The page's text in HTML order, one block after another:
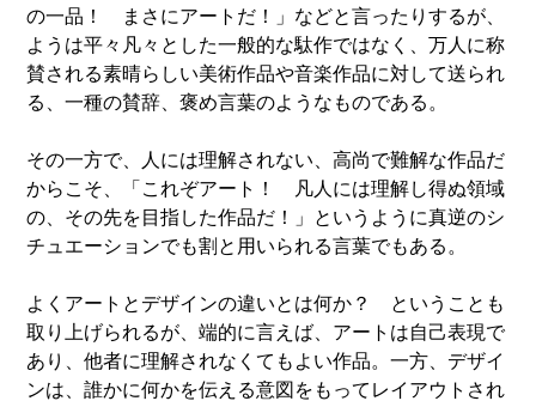
の一品！ まさにアートだ！」などと言ったりするが、
ようは平々凡々とした一般的な駄作ではなく、万人に称
賛される素晴らしい美術作品や音楽作品に対して送られ
る、一種の賛辞、褒め言葉のようなものである。
その一方で、人には理解されない、高尚で難解な作品だ
からこそ、「これぞアート！ 凡人には理解し得ぬ領域
の、その先を目指した作品だ！」というように真逆のシ
チュエーションでも割と用いられる言葉でもある。
よくアートとデザインの違いとは何か？ ということも
取り上げられるが、端的に言えば、アートは自己表現で
あり、他者に理解されなくてもよい作品。一方、デザイ
ンは、誰かに何かを伝える意図をもってレイアウトされ